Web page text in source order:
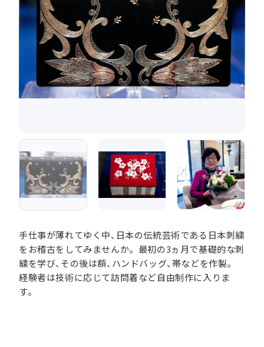
手仕事が薄れてゆく中、日本の伝統芸術である日本刺繍
をお稽古をしてみませんか。最初の3ヵ月で基礎的な刺
繍を学び、その後は額、ハンドバッグ、帯などを作製。
経験者は技術に応じて訪問着など自由制作に入りま
す。